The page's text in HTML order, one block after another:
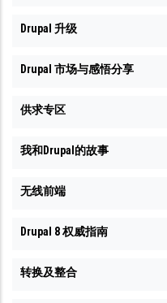
Drupal 升级
Drupal 市场与感悟分享
供求专区
我和Drupal的故事
无线前端
Drupal 8 权威指南
转换及整合